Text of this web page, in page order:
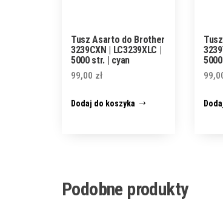
Tusz Asarto do Brother
3239CXN | LC3239XLC |
5000 str. | cyan
99,00 zł
Dodaj do koszyka
Podobne produkty